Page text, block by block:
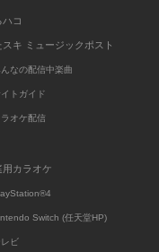
ハコ
スキ ミュージックポスト
んなの配信中楽曲
イトガイド
ラオケ配信
用カラオケ
Switch (任天堂HP)
レビ